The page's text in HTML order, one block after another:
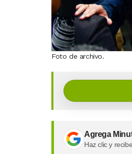
Foto de archivo.
Agrega
Haz clic y